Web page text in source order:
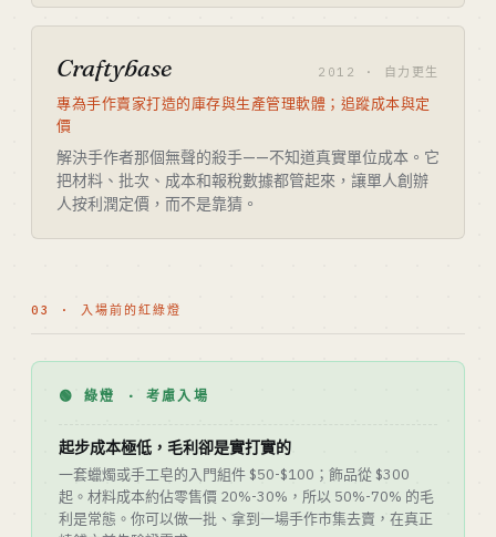
Craftybase 2012 · 自力更生
專為手作賣家打造的庫存與生產管理軟體；追蹤成本與定
價
解決手作者那個無聲的殺手——不知道真實單位成本。它
把材料、批次、成本和報稅數據都管起來，讓單人創辦
人按利潤定價，而不是靠猜。
03 · 入場前的紅綠燈
🟢 綠燈 · 考慮入場
起步成本極低，毛利卻是實打實的
一套蠟燭或手工皂的入門組件 $50-$100；飾品從 $300
起。材料成本約佔零售價 20%-30%，所以 50%-70% 的毛
利是常態。你可以做一批、拿到一場手作市集去賣，在真正